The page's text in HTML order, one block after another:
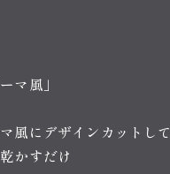
マ風」
風にデザインカットして
かすだけ